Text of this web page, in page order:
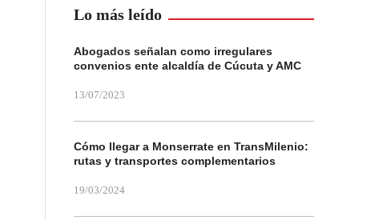
Lo más leído
Abogados señalan como irregulares
convenios ente alcaldía de Cúcuta y AMC
13/07/2023
Cómo llegar a Monserrate en TransMilenio:
rutas y transportes complementarios
19/03/2024